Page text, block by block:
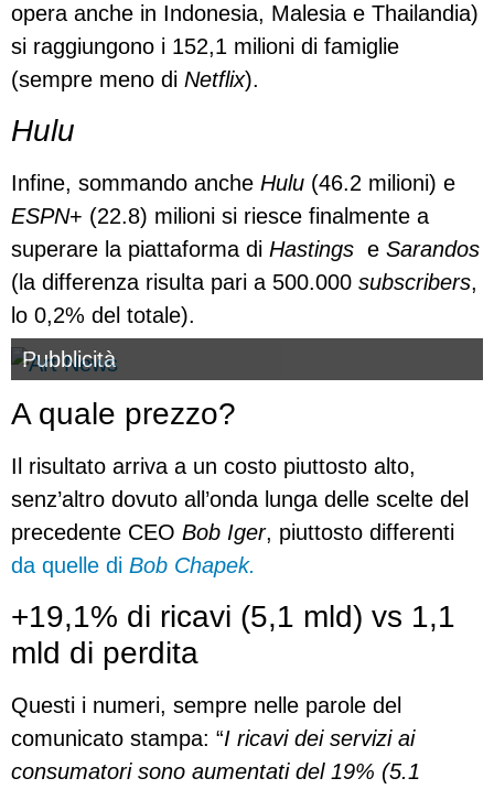
opera anche in Indonesia, Malesia e Thailandia)
si raggiungono i 152,1 milioni di famiglie
(sempre meno di Netflix).
Hulu
Infine, sommando anche Hulu (46.2 milioni) e
ESPN+ (22.8) milioni si riesce finalmente a
superare la piattaforma di Hastings e Sarandos
(la differenza risulta pari a 500.000 subscribers,
lo 0,2% del totale).
Pubblicità
A quale prezzo?
Il risultato arriva a un costo piuttosto alto,
senz’altro dovuto all’onda lunga delle scelte del
precedente CEO Bob Iger, piuttosto differenti
da quelle di Bob Chapek.
+19,1% di ricavi (5,1 mld) vs 1,1
mld di perdita
Questi i numeri, sempre nelle parole del
comunicato stampa: “I ricavi dei servizi ai
consumatori sono aumentati del 19% (5.1